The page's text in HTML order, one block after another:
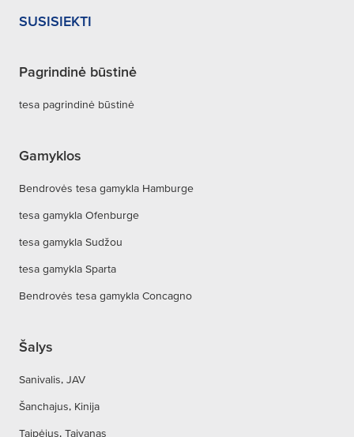
SUSISIEKTI
Pagrindinė būstinė
tesa pagrindinė būstinė
Gamyklos
Bendrovės tesa gamykla Hamburge
tesa gamykla Ofenburge
tesa gamykla Sudžou
tesa gamykla Sparta
Bendrovės tesa gamykla Concagno
Šalys
Sanivalis, JAV
Šanchajus, Kinija
Taipėjus, Taivanas